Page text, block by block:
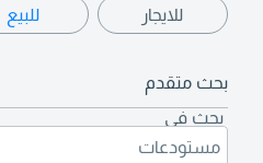
للايجار للبيع
بحث متقدم
بحث في
مستودعات